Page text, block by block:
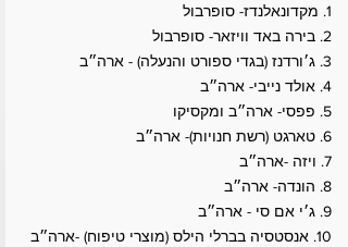
1. מקדונאלנדז- סופרבול
2. בירה באד וויזאר- סופרבול
3. ג׳ורדנז (בגדי ספורט והנעלה) - ארה״ב
4. אולד נייבי- ארה״ב
5. פפסי- ארה״ב ומקסיקו
6. טארגט (רשת חנויות)- ארה״ב
7. ויזה -ארה״ב
8. הונדה- ארה״ב
9. ג׳י אם סי - ארה״ב
10. אנסטסיה בברלי הילס (מוצרי טיפוח) -ארה״ב